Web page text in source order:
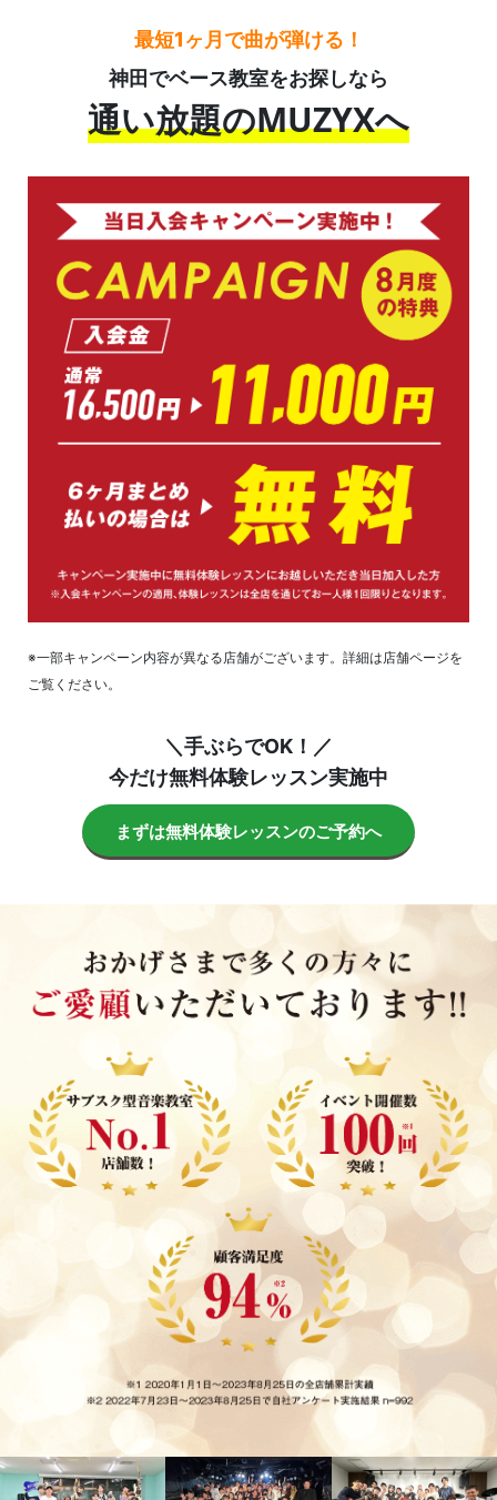
最短1ヶ月で曲が弾ける！
神田でベース教室をお探しなら
通い放題のMUZYXへ
※一部キャンペーン内容が異なる店舗がございます。詳細は店舗ページを
ご覧ください。
＼手ぶらでOK！／
今だけ無料体験レッスン実施中
まずは無料体験レッスンのご予約へ